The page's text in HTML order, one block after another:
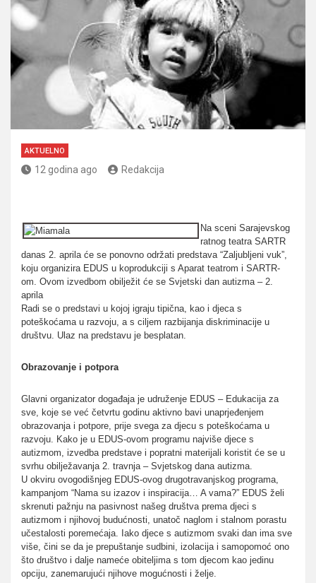
AKTUELNO
12 godina ago Redakcija
Na sceni Sarajevskog
ratnog teatra SARTR
danas 2. aprila će se ponovno održati predstava “Zaljubljeni vuk”,
koju organizira EDUS u koprodukciji s Aparat teatrom i SARTR-
om. Ovom izvedbom obilježit će se Svjetski dan autizma – 2.
aprila
Radi se o predstavi u kojoj igraju tipična, kao i djeca s
poteškoćama u razvoju, a s ciljem razbijanja diskriminacije u
društvu. Ulaz na predstavu je besplatan.
Obrazovanje i potpora
Glavni organizator događaja je udruženje EDUS – Edukacija za
sve, koje se već četvrtu godinu aktivno bavi unaprjeđenjem
obrazovanja i potpore, prije svega za djecu s poteškoćama u
razvoju. Kako je u EDUS-ovom programu najviše djece s
autizmom, izvedba predstave i popratni materijali koristit će se u
svrhu obilježavanja 2. travnja – Svjetskog dana autizma.
U okviru ovogodišnjeg EDUS-ovog drugotravanjskog programa,
kampanjom “Nama su izazov i inspiracija… A vama?” EDUS želi
skrenuti pažnju na pasivnost našeg društva prema djeci s
autizmom i njihovoj budućnosti, unatoč naglom i stalnom porastu
učestalosti poremećaja. Iako djece s autizmom svaki dan ima sve
više, čini se da je prepuštanje sudbini, izolacija i samopomoć ono
što društvo i dalje nameće obiteljima s tom djecom kao jedinu
opciju, zanemarujući njihove mogućnosti i želje.